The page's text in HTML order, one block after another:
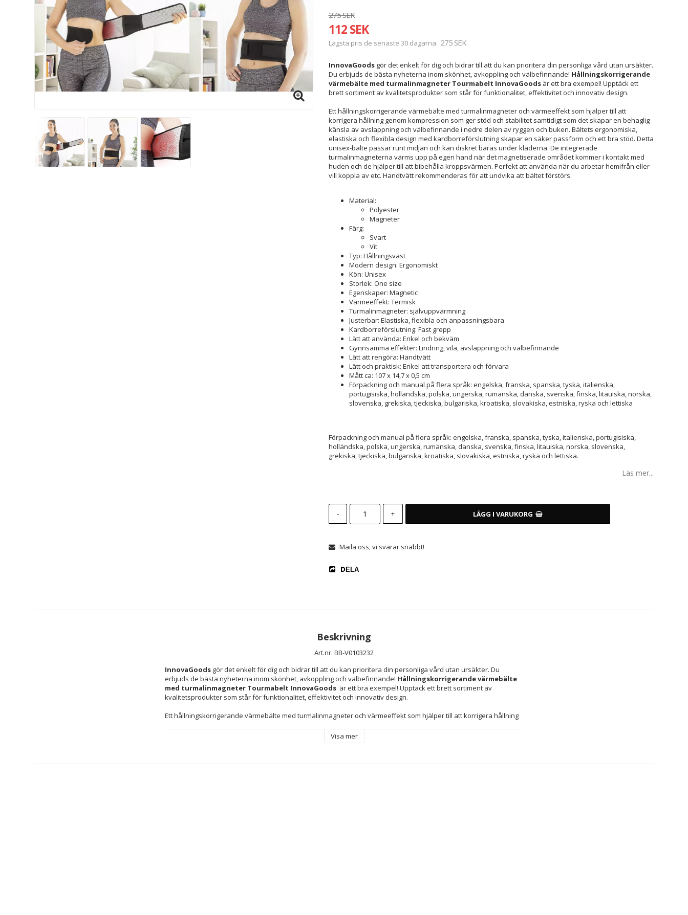
275 SEK
112 SEK
Lägsta pris de senaste 30 dagarna 275 SEK
InnovaGoodsgör det enkelt för dig och bidrar till att du kan prioritera din personliga vård utan ursäkter.
Du erbjuds de bästa nyheterna inom skönhet, avkoppling och välbefinnande! Hållningskorrigerande
värmebälte med turmalinmagneter Tourmabelt InnovaGoods är ett bra exempel! Upptäck ett
brett sortiment av kvalitetsprodukter som står för funktionalitet, effektivitet och innovativ design.
Ett hållningskorrigerande värmebälte med turmalinmagneter och värmeeffekt som hjälper till att
korrigera hållning genom kompression som ger stöd och stabilitet samtidigt som det skapar en behaglig
känsla av avslappning och välbefinnande i nedre delen av ryggen och buken. Bältets ergonomiska,
elastiska och flexibla design med kardborreförslutning skapar en säker passform och ett bra stöd. Detta
unisex-bälte passar runt midjan och kan diskret bäras under kläderna. De integrerade
turmalinmagneterna värms upp på egen hand när det magnetiserade området kommer i kontakt med
huden och de hjälper till att bibehålla kroppsvärmen. Perfekt att använda när du arbetar hemifrån eller
vill koppla av etc. Handtvätt rekommenderas för att undvika att bältet förstörs.
Material:
Polyester
Magneter
Färg:
Svart
Vit
Typ: Hållningsväst
Modern design: Ergonomiskt
Kön: Unisex
Storlek: One size
Egenskaper: Magnetic
Värmeeffekt: Termisk
Turmalinmagneter: självuppvärmning
Justerbar: Elastiska, flexibla och anpassningsbara
Kardborreförslutning: Fast grepp
Lätt att använda: Enkel och bekväm
Gynnsamma effekter: Lindring, vila, avslappning och välbefinnande
Lätt att rengöra: Handtvätt
Lätt och praktisk: Enkel att transportera och förvara
Mått ca: 107 x 14,7 x 0,5 cm
Förpackning och manual på flera språk: engelska, franska, spanska, tyska, italienska,
portugisiska, holländska, polska, ungerska, rumänska, danska, svenska, finska, litauiska, norska,
slovenska, grekiska, tjeckiska, bulgariska, kroatiska, slovakiska, estniska, ryska och lettiska
Förpackning och manual på flera språk: engelska, franska, spanska, tyska, italienska, portugisiska,
holländska, polska, ungerska, rumänska, danska, svenska, finska, litauiska, norska, slovenska,
grekiska, tjeckiska, bulgariska, kroatiska, slovakiska, estniska, ryska och lettiska.
Läs mer...
- + LÄGG I VARUKORG
Maila oss, vi svarar snabbt!
DELA
Beskrivning
Art.nr: BB-V0103232
InnovaGoods gör det enkelt för dig och bidrar till att du kan prioritera din personliga vård utan ursäkter. Du
erbjuds de bästa nyheterna inom skönhet, avkoppling och välbefinnande! Hållningskorrigerande värmebälte
med turmalinmagneter Tourmabelt InnovaGoods är ett bra exempel! Upptäck ett brett sortiment av
kvalitetsprodukter som står för funktionalitet, effektivitet och innovativ design.
Ett hållningskorrigerande värmebälte med turmalinmagneter och värmeeffekt som hjälper till att korrigera hållning
välbefinnande i nedre delen av ryggen och buken. Bältets ergonomiska, elastiska och flexibla design med
Visa mer